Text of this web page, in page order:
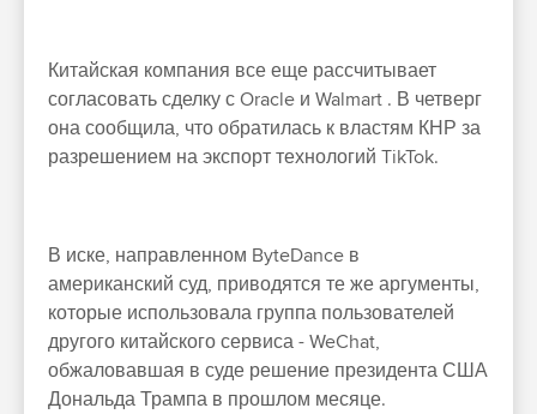
Китайская компания все еще рассчитывает
согласовать сделку с Oracle и Walmart . В четверг
она сообщила, что обратилась к властям КНР за
разрешением на экспорт технологий TikTok.
В иске, направленном ByteDance в
американский суд, приводятся те же аргументы,
которые использовала группа пользователей
другого китайского сервиса - WeChat,
обжаловавшая в суде решение президента США
Дональда Трампа в прошлом месяце.